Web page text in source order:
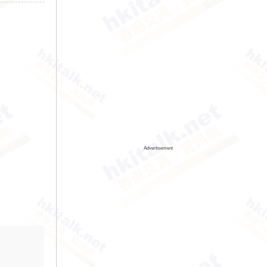
Advertisement